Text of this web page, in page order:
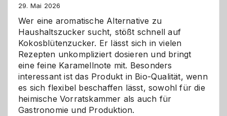
für
Hunde
im
eigenen
Zuhause
29. Mai 2026
Wer eine aromatische Alternative zu
Haushaltszucker sucht, stößt schnell auf
Kokosblütenzucker. Er lässt sich in vielen
Rezepten unkompliziert dosieren und bringt
eine feine Karamellnote mit. Besonders
interessant ist das Produkt in Bio-Qualität, wenn
es sich flexibel beschaffen lässt, sowohl für die
heimische Vorratskammer als auch für
Gastronomie und Produktion.